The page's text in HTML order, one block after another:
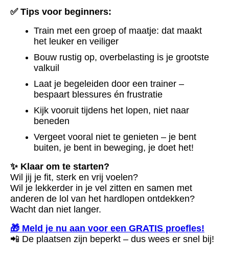
✅ Tips voor beginners:
Train met een groep of maatje: dat maakt
het leuker en veiliger
Bouw rustig op, overbelasting is je grootste
valkuil
Laat je begeleiden door een trainer –
bespaart blessures én frustratie
Kijk vooruit tijdens het lopen, niet naar
beneden
Vergeet vooral niet te genieten – je bent
buiten, je bent in beweging, je doet het!
✨ Klaar om te starten?
Wil jij je fit, sterk en vrij voelen?
Wil je lekkerder in je vel zitten en samen met
anderen de lol van het hardlopen ontdekken?
Wacht dan niet langer.
🎁 Meld je nu aan voor een GRATIS proefles!
📲 De plaatsen zijn beperkt – dus wees er snel bij!